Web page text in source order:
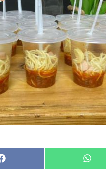
Share
on
Share
on